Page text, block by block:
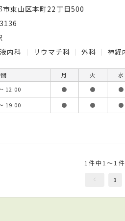
市東山区本町22丁目500
内科 リウマチ科 外科 神経
月 火 水
12:00
● ● ●
19:00
● ● ●
1件中1～1
1